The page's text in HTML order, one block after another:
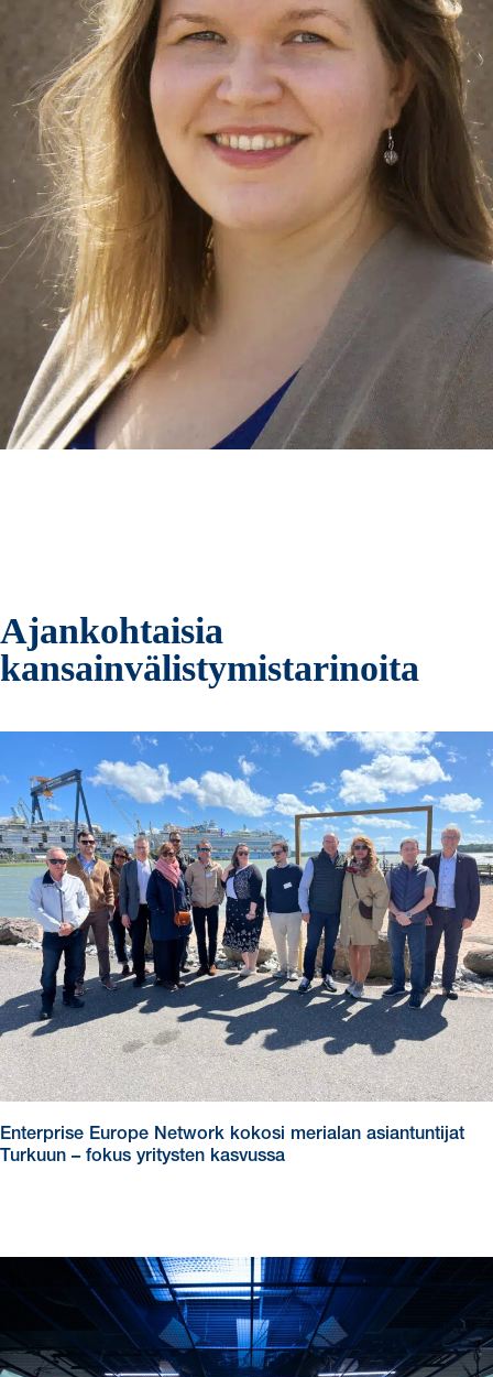
Ajankohtaisia
kansainvälistymistarinoita
Enterprise Europe Network kokosi merialan asiantuntijat
Turkuun – fokus yritysten kasvussa